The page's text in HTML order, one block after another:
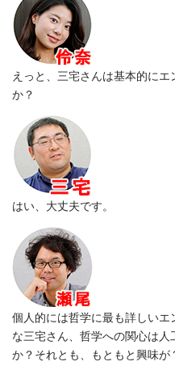
えっと、三宅さんは基本的に
か？
はい、大丈夫です。
個人的には哲学に最も詳しい
な三宅さん、哲学への関心は
か？それとも、もともと興味が